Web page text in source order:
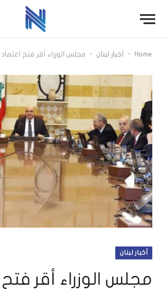
Home
- أخبار لبنان - مجلس الوزراء أقر فتح اعتماد إضافي لتغطية فروقات
أخبار لبنان
مجلس الوزراء أقر